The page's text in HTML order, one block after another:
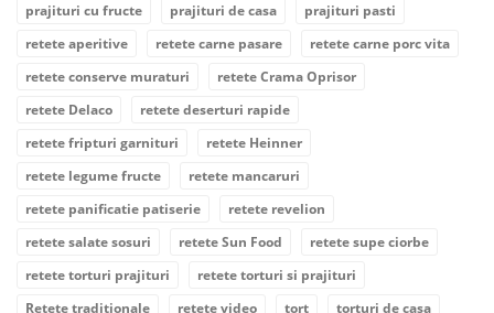
prajituri cu fructe
prajituri de casa
prajituri pasti
retete aperitive
retete carne pasare
retete carne porc vita
retete conserve muraturi
retete Crama Oprisor
retete Delaco
retete deserturi rapide
retete fripturi garnituri
retete Heinner
retete legume fructe
retete mancaruri
retete panificatie patiserie
retete revelion
retete salate sosuri
retete Sun Food
retete supe ciorbe
retete torturi prajituri
retete torturi si prajituri
Retete traditionale
retete video tort
torturi de casa